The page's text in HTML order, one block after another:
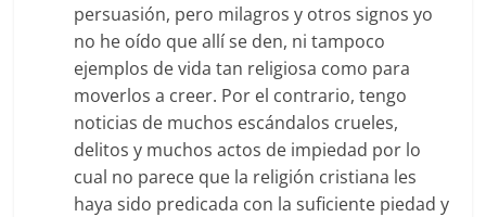
persuasión, pero milagros y otros signos yo
no he oído que allí se den, ni tampoco
ejemplos de vida tan religiosa como para
moverlos a creer. Por el contrario, tengo
noticias de muchos escándalos crueles,
delitos y muchos actos de impiedad por lo
cual no parece que la religión cristiana les
haya sido predicada con la suficiente piedad y